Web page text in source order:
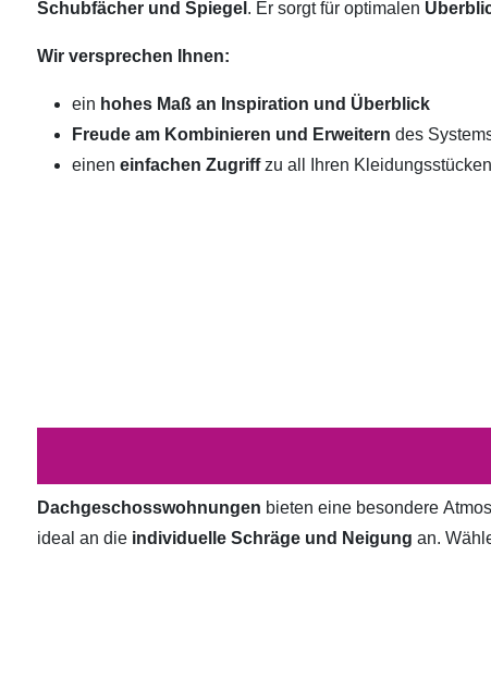
Schubfächer und Spiegel . Er sorgt für optimalen
Wir versprechen Ihnen:
ein hohes Maß an Inspiration und Überblick
Freude am Kombinieren und Erweitern des
einen einfachen Zugriffzu all Ihren Kleidungsstücken
Dachgeschosswohnungen bieten eine besondere
ideal an die individuelle Schräge und Neigung an.